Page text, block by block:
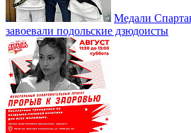
Медали
завоевали подольские дзюдоисты